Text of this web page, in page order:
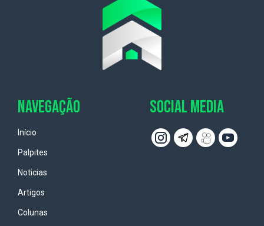
NAVEGAÇÃO
Início
Palpites
Noticias
Artigos
Colunas
SOCIAL MEDIA